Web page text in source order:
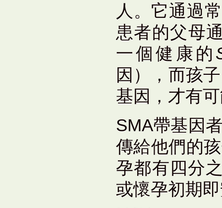
人。它通過
患者的父母
一個健康的
因），而孩
基因，才有
SMA帶基因
傳給他們的
孕都有四分
或懷孕初期